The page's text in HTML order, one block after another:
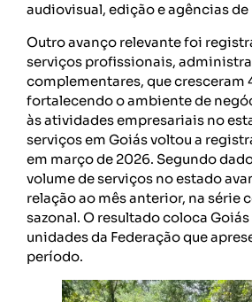
audiovisual, edição e agências
Outro avanço relevante foi
serviços profissionais,
complementares, que cresceram
fortalecendo o ambiente de
às atividades empresariais no
serviços em Goiás voltou a
em março de 2026. Segundo
volume de serviços no estado
relação ao mês anterior, na série
sazonal. O resultado coloca Goiás
unidades da Federação que
período.